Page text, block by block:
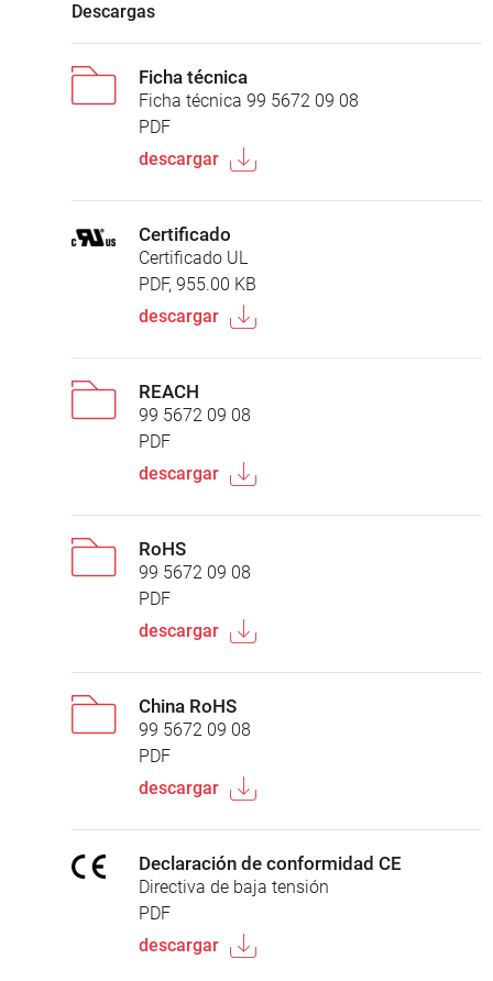
Descargas
Ficha técnica
Ficha técnica 99 5672 09 08
PDF
descargar
Certificado
Certificado UL
PDF, 955.00 KB
descargar
REACH
99 5672 09 08
PDF
descargar
RoHS
99 5672 09 08
PDF
descargar
China RoHS
99 5672 09 08
PDF
descargar
Declaración de conformidad CE
Directiva de baja tensión
PDF
descargar